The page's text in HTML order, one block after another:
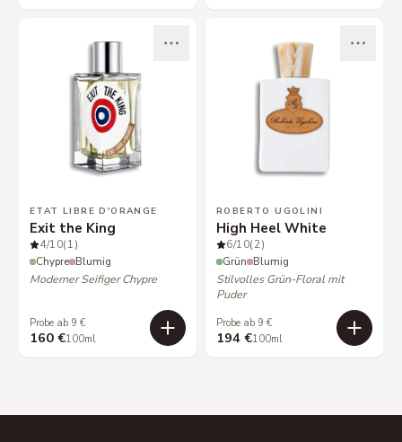
ETAT LIBRE D'ORANGE
Exit the King
4/10(1)
Chypre Blumig
Moderner Seifiger Chypre
Probe ab 9 €
160 €100ml
ROBERTO UGOLINI
High Heel White
6/10(2)
Grün Blumig
Stilvolles Grün-Floral mit
Puder
Probe ab 9 €
194 €100ml